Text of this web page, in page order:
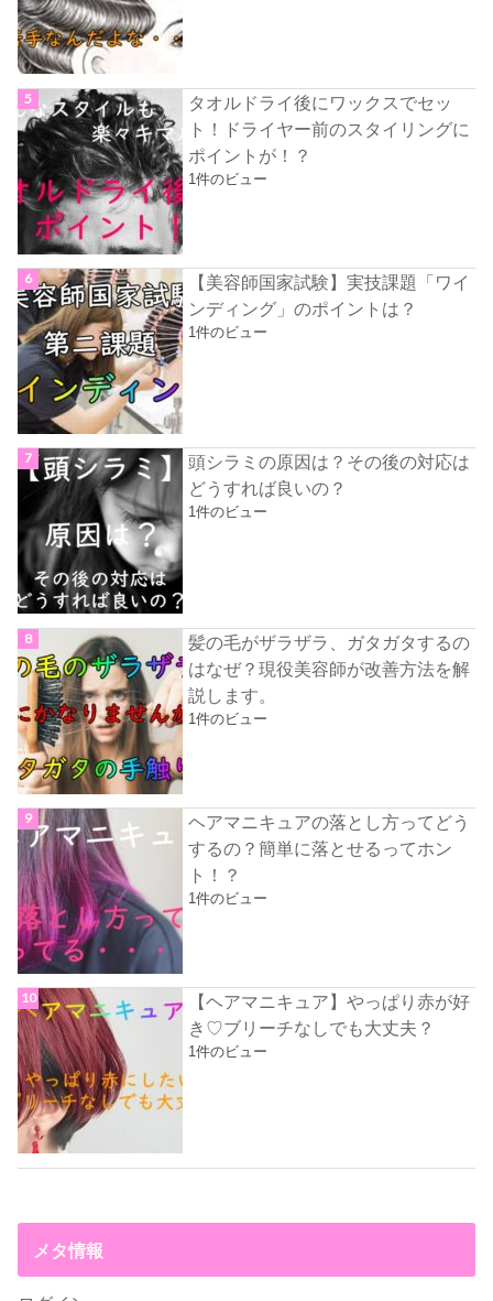
タオルドライ後にワックスでセッ
ト！ドライヤー前のスタイリングに
ポイントが！？
1件のビュー
【美容師国家試験】実技課題「ワイ
ンディング」のポイントは？
1件のビュー
頭シラミの原因は？その後の対応は
どうすれば良いの？
1件のビュー
髪の毛がザラザラ、ガタガタするの
はなぜ？現役美容師が改善方法を解
説します。
1件のビュー
ヘアマニキュアの落とし方ってどう
するの？簡単に落とせるってホン
ト！？
1件のビュー
【ヘアマニキュア】やっぱり赤が好
き♡ブリーチなしでも大丈夫？
1件のビュー
メタ情報